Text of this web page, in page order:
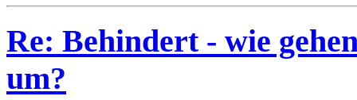
Re: Behindert - wie
um?